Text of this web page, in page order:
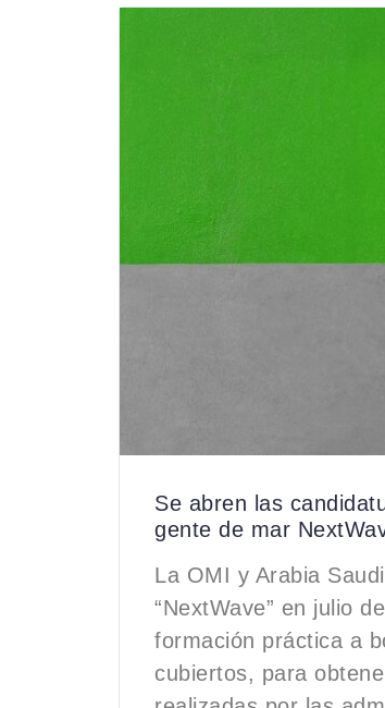
Se abren las
gente de mar
La OMI y Arabia
“NextWave” en julio
formación práctica a
cubiertos, para